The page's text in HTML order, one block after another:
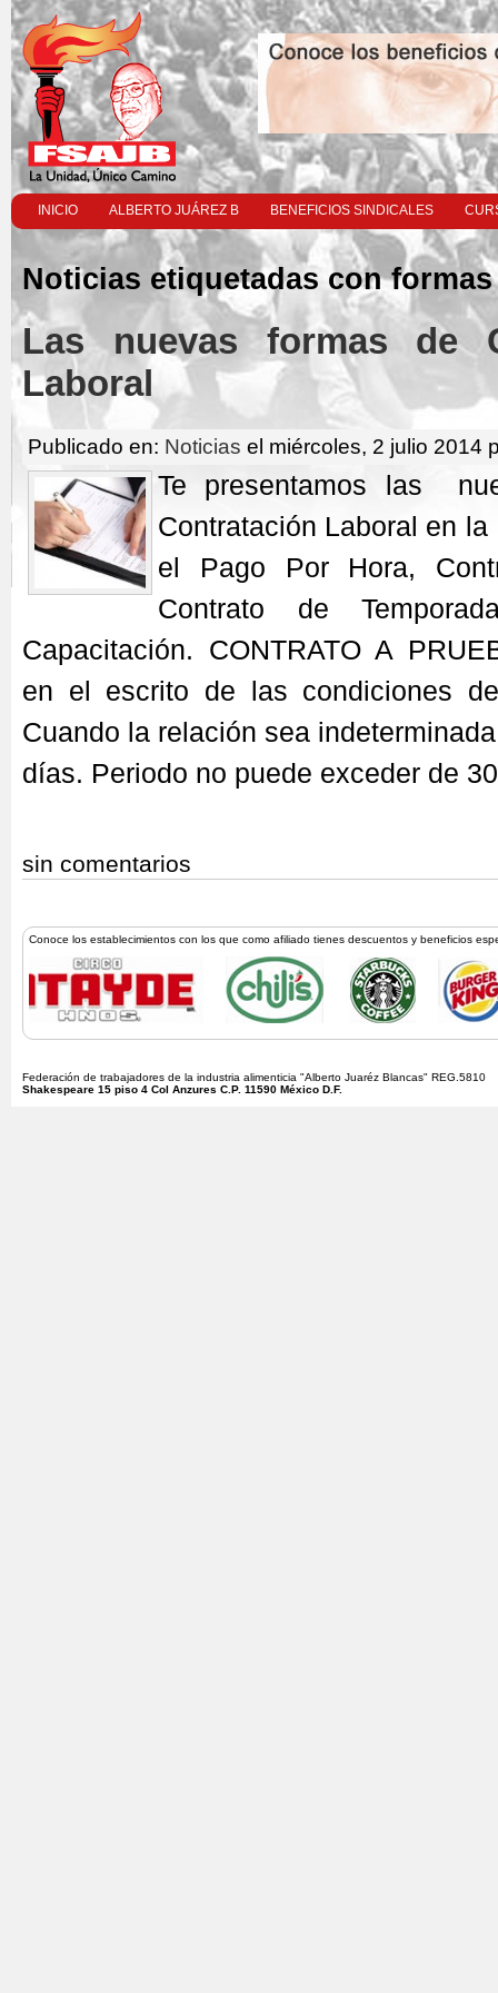
INICIO ALBERTO JUÁREZ B BENEFICIOS SINDICALES
Noticias etiquetadas con formas
Las nuevas formas de
Laboral
Publicado en: Noticias el miércoles, 2 julio 2014
Te presentamos las
Contratación Laboral en la
el Pago Por Hora,
Contrato de
Capacitación. CONTRATO A
en el escrito de las condiciones
Cuando la relación sea
días. Periodo no puede exceder de 30
sin comentarios
Conoce los establecimientos con los que como afiliado tienes descuentos y beneficios
Federación de trabajadores de la industria alimenticia "Alberto Juaréz Blancas" REG.5810
Shakespeare 15 piso 4 Col Anzures C.P. 11590 México D.F.